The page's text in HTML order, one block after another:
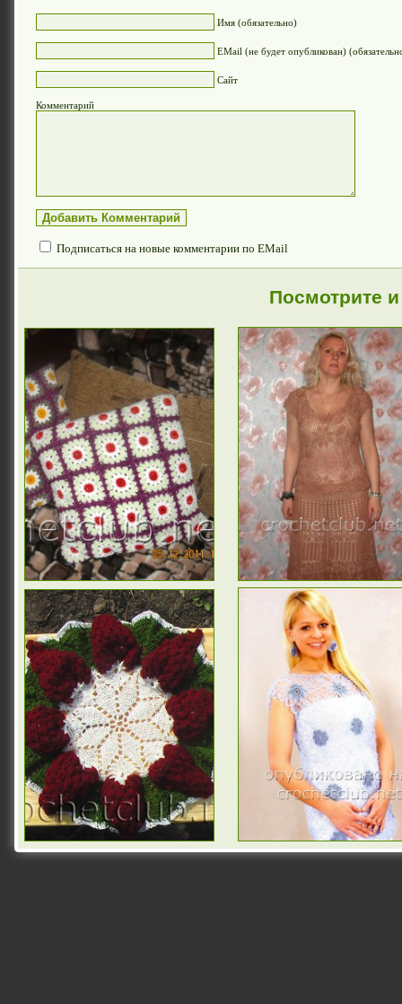
Имя (обязательно)
EMail (не будет опубликован)
Сайт
Комментарий
Подписаться на новые комментарии по EMail
Посмотрите